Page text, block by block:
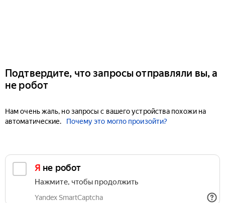
Подтвердите, что запросы отправляли вы, а
не робот
Нам очень жаль, но запросы с вашего устройства похожи на
автоматические.
Почему это могло произойти?
Я не робот
Нажмите, чтобы продолжить
Yandex SmartCaptcha